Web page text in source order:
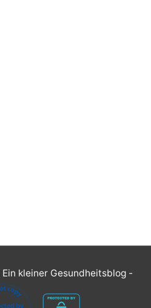
Ein kleiner Gesundheitsblog -